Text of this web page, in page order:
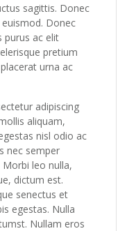
sagittis. Donec
Donec
purus ac elit
pretium
urna ac
adipiscing
aliquam,
nisl odio ac
nec semper
leo nulla,
dictum est.
senectus et
egestas. Nulla
Nullam eros